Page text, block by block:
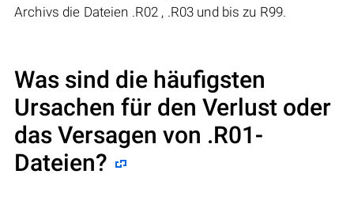
Archivs die Dateien .R02 , .R03 und bis zu R99.
Was sind die häufigsten
Ursachen für den Verlust oder
das Versagen von .R01-
Dateien?